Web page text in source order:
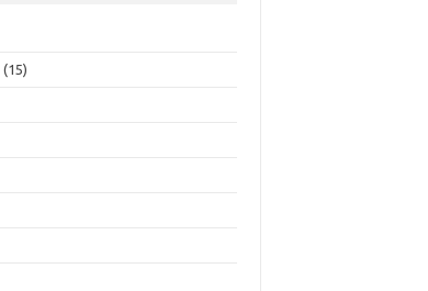
(15)